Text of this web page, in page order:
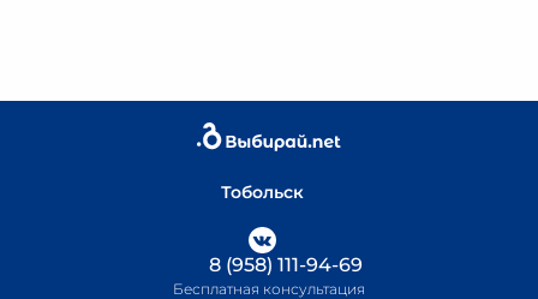
Тобольск
8 (958) 111-94-69
Бесплатная консультация